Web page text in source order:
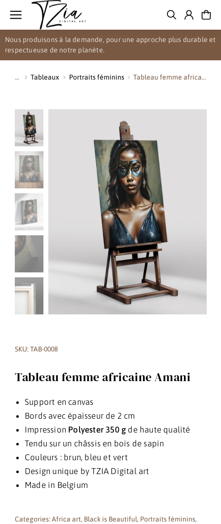
Nous produisons à la demande, pour une approche plus durable et
respectueuse de notre planète.
Vous êtes ici :
Tableaux Portraits féminins Tableau femme africa…
SKU: TAB-0008
Tableau femme africaine Amani
Support en canvas
Bords avec épaisseur de 2 cm
Impression Polyester 350 g de haute qualité
Tendu sur un châssis en bois de sapin
Couleurs : brun, bleu et vert
Design unique by TZIA Digital art
Made in Belgium
Categories: Africa art, Black is Beautiful, Portraits féminins,